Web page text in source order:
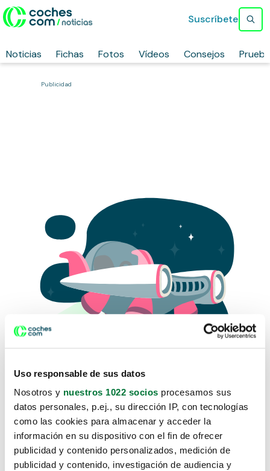
Uso responsable de sus datos
Nosotros y nuestros 1022 socios procesamos sus
datos personales, p.ej., su dirección IP, con tecnologías
como las cookies para almacenar y acceder la
información en su dispositivo con el fin de ofrecer
publicidad y contenido personalizados, medición de
publicidad y contenido, investigación de audiencia y
Noticias Fichas Fotos Vídeos Consejos
Suscríbete
Publicidad
Lo sentimos, no sabemos como
te hemos traido hasta aquí.